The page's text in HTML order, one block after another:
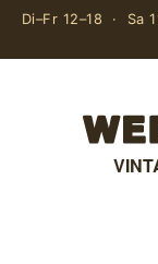
Di–Fr 12–18 · Sa